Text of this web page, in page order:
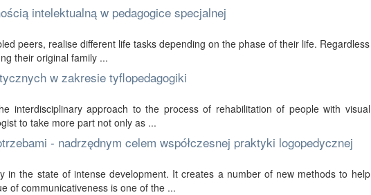
intelektualną w pedagogice specjalnej
peers, realise different life tasks depending on the phase of their life. Regardless
their original family ...
w zakresie tyflopedagogiki
interdisciplinary approach to the process of rehabilitation of people with visual
to take more part not only as ...
- nadrzędnym celem współczesnej praktyki logopedycznej
in the state of intense development. It creates a number of new methods to help
of communicativeness is one of the ...